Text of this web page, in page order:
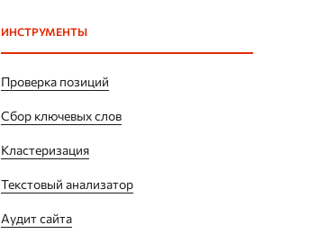
ИНСТРУМЕНТЫ
Проверка позиций
Сбор ключевых слов
Кластеризация
Текстовый анализатор
Аудит сайта